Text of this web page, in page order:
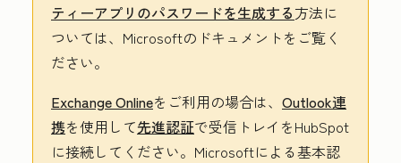
ティーアプリのパスワードを生成する方法に
ついては、Microsoftのドキュメントをご覧く
ださい。
Exchange Onlineをご利用の場合は、 Outlook連
携を使用して先進認証で受信トレイをHubSpot
に接続してください。Microsoftによる基本認